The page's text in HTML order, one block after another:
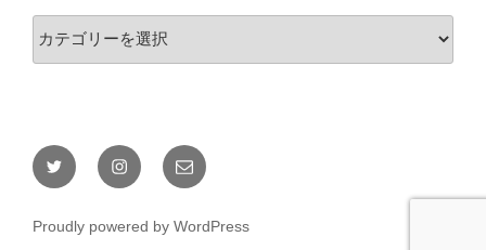
知
稿
カ
ゴ
Twitter Instagramメ
ー
Proudly powered by WordPress